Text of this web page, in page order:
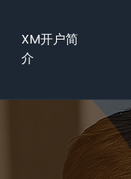
XM开户简
介